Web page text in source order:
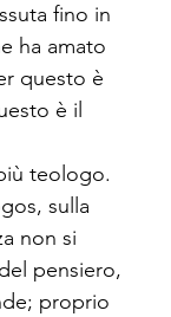
fino in
ha amato
questo è
è il
teologo.
sulla
non si
pensiero,
proprio